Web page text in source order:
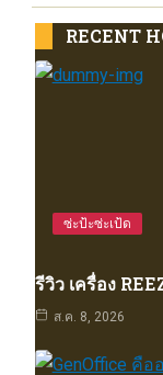
RECENT
ซ่ะป้ะซ่ะเป้ด
รีวิว เครื่อง
ส.ค. 8, 2026